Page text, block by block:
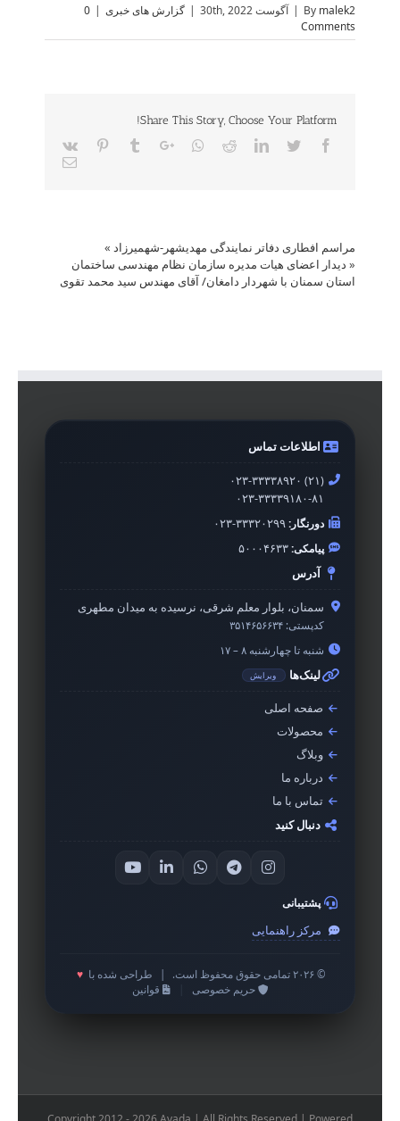
By malek2
| آگوست 30th, 2022 | گزارش های خبری |
0
Comments
Share This Story, Choose Your Platform!
Facebook
Twitter
LinkedIn
Reddit
Whatsapp
Google+
Tumblr
Pinterest
Vk
Email
مراسم افطاری دفاتر نمایندگی مهدیشهر-شهمیرزاد »
« دیدار اعضای هیات مدیره سازمان نظام مهندسی ساختمان
استان سمنان با شهردار دامغان/ آقای مهندس سید محمد تقوی
اطلاعات تماس
۰۲۳-۳۳۳۳۸۹۲۰ (۲۱)
۰۲۳-۳۳۳۳۹۱۸۰-۸۱
دورنگار:۰۲۳-۳۳۳۲۰۲۹۹
پیامکی:۵۰۰۰۴۶۳۳
آدرس
سمنان، بلوار معلم شرقی، نرسیده به میدان مطهری
کدپستی: ۳۵۱۴۶۵۶۶۳۴
شنبه تا چهارشنبه ۸ – ۱۷
لینک‌ها ویرایش
صفحه اصلی
محصولات
وبلاگ
درباره ما
تماس با ما
دنبال کنید
پشتیبانی
مرکز راهنمایی
© ۲۰۲۶ تمامی حقوق محفوظ است. طراحی شده با ♥
حریم خصوصی
قوانین